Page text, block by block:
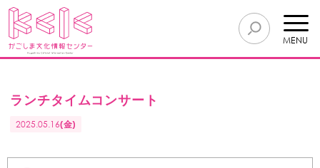
MENU
ランチタイムコンサート
2025.05.16(金)